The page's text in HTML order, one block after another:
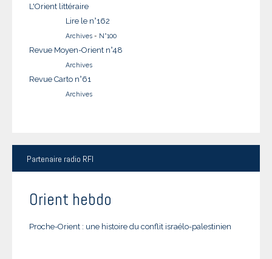
L'Orient littéraire
Lire le n°162
Archives - N°100
Revue Moyen-Orient n°48
Archives
Revue Carto n°61
Archives
Partenaire radio RFI
Orient hebdo
Proche-Orient : une histoire du conflit israélo-palestinien